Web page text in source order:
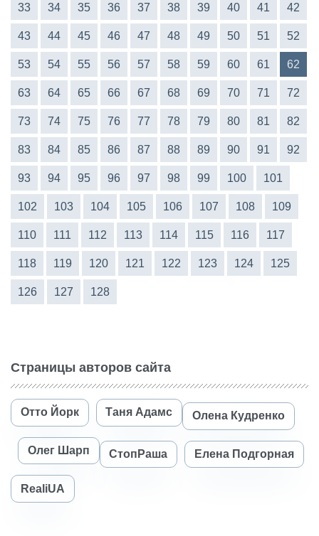
33 34 35 36 37 38 39 40 41 42
43 44 45 46 47 48 49 50 51 52
53 54 55 56 57 58 59 60 61 62
63 64 65 66 67 68 69 70 71 72
73 74 75 76 77 78 79 80 81 82
83 84 85 86 87 88 89 90 91 92
93 94 95 96 97 98 99 100 101
102 103 104 105 106 107 108 109
110 111 112 113 114 115 116 117
118 119 120 121 122 123 124 125
126 127 128
Страницы авторов сайта
Отто Йорк Таня Адамс Олена Кудренко
Олег Шарп СтопРаша Елена Подгорная
RealiUA